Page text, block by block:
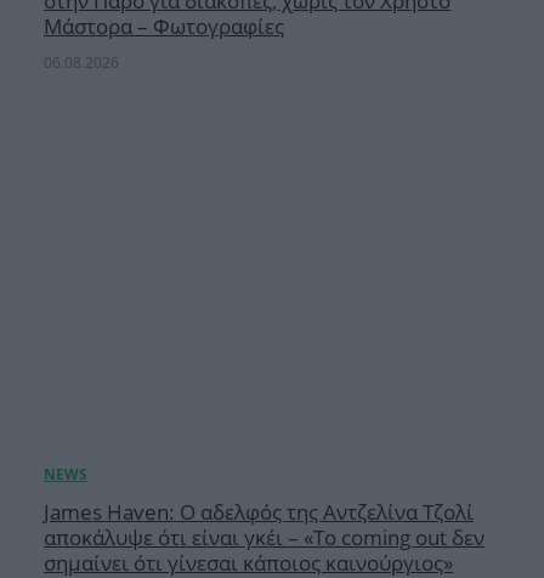
Μάστορα – Φωτογραφίες
06.08.2026
James Haven: Ο αδελφός της Αντζελίνα Τζολί
αποκάλυψε ότι είναι γκέι – «Το coming out δεν
σημαίνει ότι γίνεσαι κάποιος καινούργιος»